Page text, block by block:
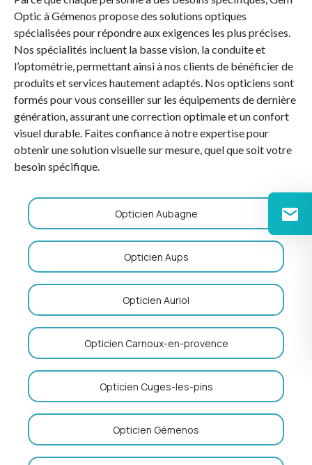
Optic à Gémenos propose des solutions optiques
spécialisées pour répondre aux exigences les plus précises.
Nos spécialités incluent la basse vision, la conduite et
l’optométrie, permettant ainsi à nos clients de bénéficier de
produits et services hautement adaptés. Nos opticiens sont
formés pour vous conseiller sur les équipements de dernière
génération, assurant une correction optimale et un confort
visuel durable. Faites confiance à notre expertise pour
obtenir une solution visuelle sur mesure, quel que soit votre
besoin spécifique.
Opticien Aubagne
Opticien Aups
Opticien Auriol
Opticien Carnoux-en-provence
Opticien Cuges-les-pins
Opticien Gémenos